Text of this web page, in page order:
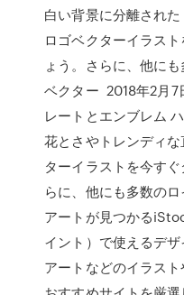
白い背景に分離され
ロゴベクターイラス
ょう。さらに、他に
ベクター 2018年2月7
レートとエンブレム
花とさやトレンディ
ターイラストを今す
らに、他にも多数の
アートが見つかる
イント）で使えるデ
アートなどのイラス